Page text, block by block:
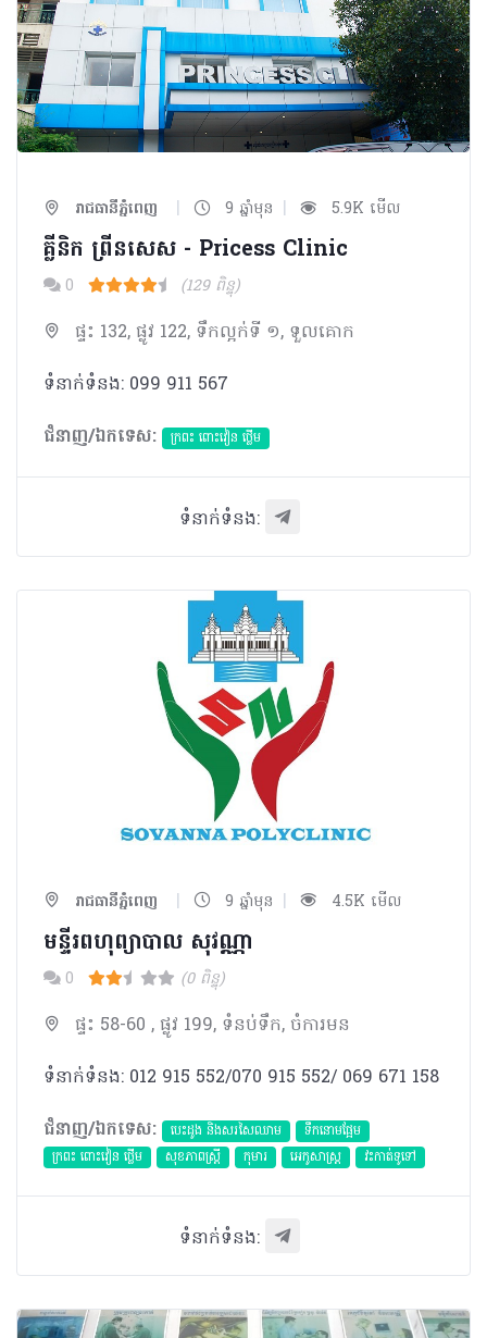
រាជធានីភ្នំពេញ | 9 ឆ្នាំមុន | 5.9K មើល
គ្លីនិក ព្រីនសេស - Pricess Clinic
0 (129 ពិន្ទុ)
ផ្ទះ 132, ផ្លូវ 122, ទឹកល្អក់ទី ១, ទួលគោក
ទំនាក់ទំនង: 099 911 567
ជំនាញ/ឯកទេស:
ក្រពះ ពោះវៀន ថ្លើម
ទំនាក់ទំនង:
រាជធានីភ្នំពេញ | 9 ឆ្នាំមុន | 4.5K មើល
មន្ទីរពហុព្យាបាល​ សុវណ្ណា
0 (0 ពិន្ទុ)
ផ្ទះ 58-60 , ផ្លូវ 199, ទំនប់ទឹក, ចំការមន
ទំនាក់ទំនង: 012 915 552/070 915 552/ 069 671 158
ជំនាញ/ឯកទេស:
បេះដូង​ និងសរសៃឈាម
ទឹកនោមផ្អែម
ក្រពះ ពោះវៀន ថ្លើម
សុខភាពស្រ្តី កុមារ អេកូសាស្រ្ត វះកាត់ទូទៅ
ទំនាក់ទំនង: